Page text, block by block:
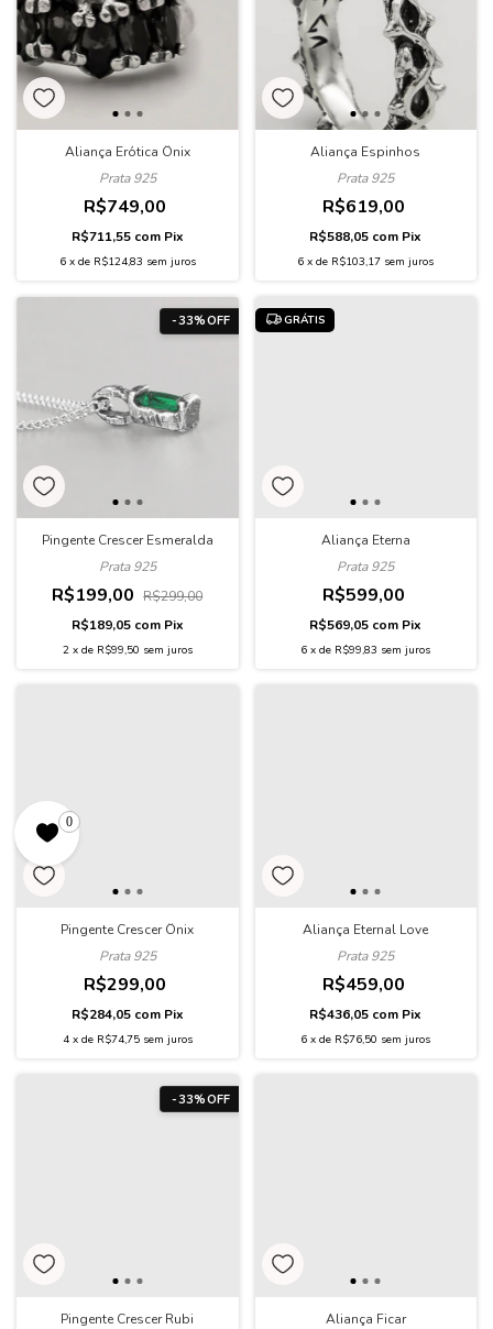
Aliança Erótica Ônix
Prata 925
R$749,00
R$711,55 com Pix
6 x de R$124,83 sem juros
Aliança Espinhos
Prata 925
R$619,00
R$588,05 com Pix
6 xde R$103,17 sem juros
Pingente Crescer Esmeralda
Prata 925
-33%OFF
R$199,00 R$299,00
R$189,05 com Pix
2 x de R$99,50 sem juros
GRÁTIS
Aliança Eterna
Prata 925
R$599,00
R$569,05 com Pix
6 xde R$99,83 sem juros
Pingente Crescer Ônix
Prata 925
R$299,00
R$284,05 com Pix
4 x de R$74,75 sem juros
Aliança Eternal Love
Prata 925
R$459,00
R$436,05 com Pix
6 xde R$76,50 sem juros
Pingente Crescer Rubi
-33%OFF
Aliança Ficar
0